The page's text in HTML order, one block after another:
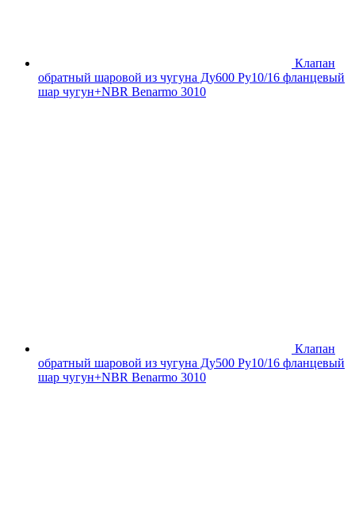
Клапан
обратный шаровой из чугуна Ду600 Ру10/16 фланцевый
шар чугун+NBR Benarmo 3010
Клапан
обратный шаровой из чугуна Ду500 Ру10/16 фланцевый
шар чугун+NBR Benarmo 3010